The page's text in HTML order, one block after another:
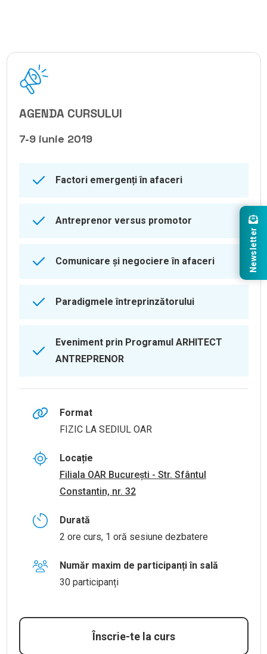
AGENDA CURSULUI
7-9 iunie 2019
Factori emergenți în afaceri
Antreprenor versus promotor
Comunicare și negociere în afaceri
Paradigmele întreprinzătorului
Eveniment prin Programul ARHITECT
ANTREPRENOR
Format
FIZIC LA SEDIUL OAR
Locație
Filiala OAR București - Str. Sfântul
Constantin, nr. 32
Durată
2 ore curs, 1 oră sesiune dezbatere
Număr maxim de participanți în sală
30 participanți
Înscrie-te la curs
Newsletter